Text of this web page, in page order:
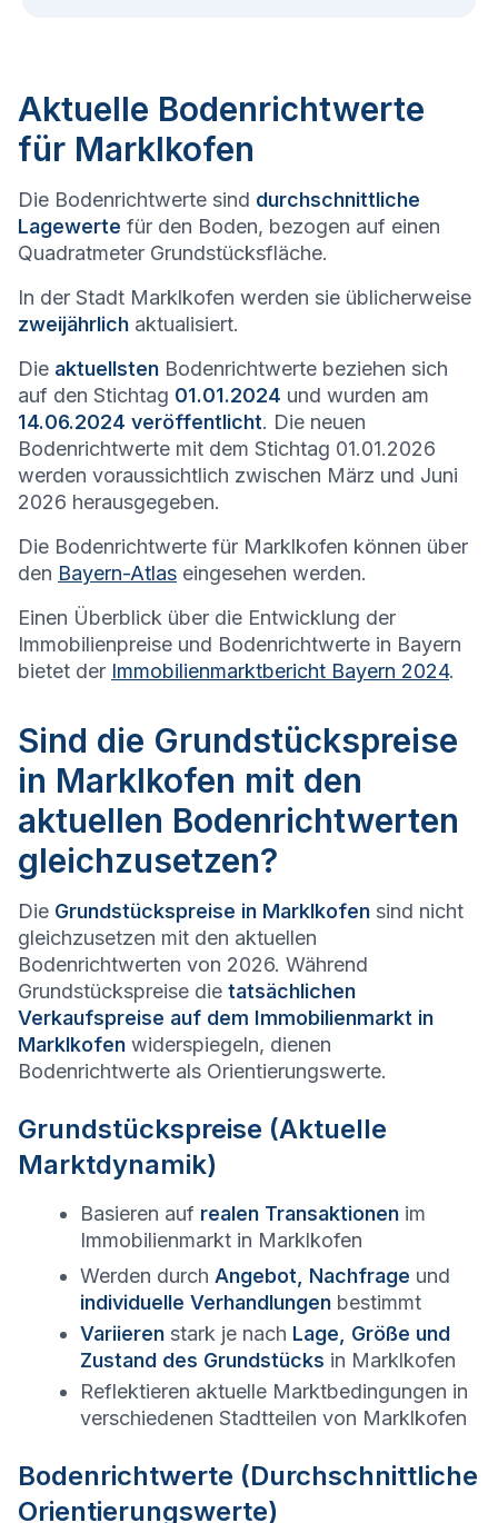
Aktuelle Bodenrichtwerte
für Marklkofen
Die Bodenrichtwerte sind durchschnittliche
Lagewerte für den Boden, bezogen auf einen
Quadratmeter Grundstücksfläche.
In der Stadt Marklkofen werden sie üblicherweise
zweijährlich aktualisiert.
Die aktuellsten Bodenrichtwerte beziehen sich
auf den Stichtag 01.01.2024 und wurden am
14.06.2024 veröffentlicht. Die neuen
Bodenrichtwerte mit dem Stichtag 01.01.2026
werden voraussichtlich zwischen März und Juni
2026 herausgegeben.
Die Bodenrichtwerte für Marklkofen können über
den Bayern-Atlas eingesehen werden.
Einen Überblick über die Entwicklung der
Immobilienpreise und Bodenrichtwerte in Bayern
bietet der Immobilienmarktbericht Bayern 2024.
Sind die Grundstückspreise
in Marklkofen mit den
aktuellen Bodenrichtwerten
gleichzusetzen?
Die Grundstückspreise in Marklkofen sind nicht
gleichzusetzen mit den aktuellen
Bodenrichtwerten von 2026. Während
Grundstückspreise die tatsächlichen
Verkaufspreise auf dem Immobilienmarkt in
Marklkofen widerspiegeln, dienen
Bodenrichtwerte als Orientierungswerte.
Grundstückspreise (Aktuelle
Marktdynamik)
Basieren auf realen Transaktionen im
Immobilienmarkt in Marklkofen
Werden durch Angebot, Nachfrage und
individuelle Verhandlungen bestimmt
Variieren stark je nach Lage, Größe und
Zustand des Grundstücks in Marklkofen
Reflektieren aktuelle Marktbedingungen in
verschiedenen Stadtteilen von Marklkofen
Bodenrichtwerte (Durchschnittliche
Orientierungswerte)